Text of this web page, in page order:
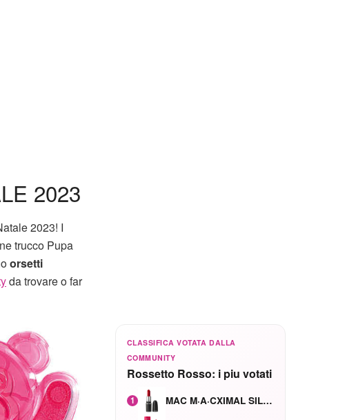
2023
2023! I
trucco Pupa
orsetti
da trovare o far
CLASSIFICA VOTATA DALLA
COMMUNITY
Rossetto Rosso: i piu votati
1 MAC M·A·CXIMAL SILKY MATTE Red Rock mat